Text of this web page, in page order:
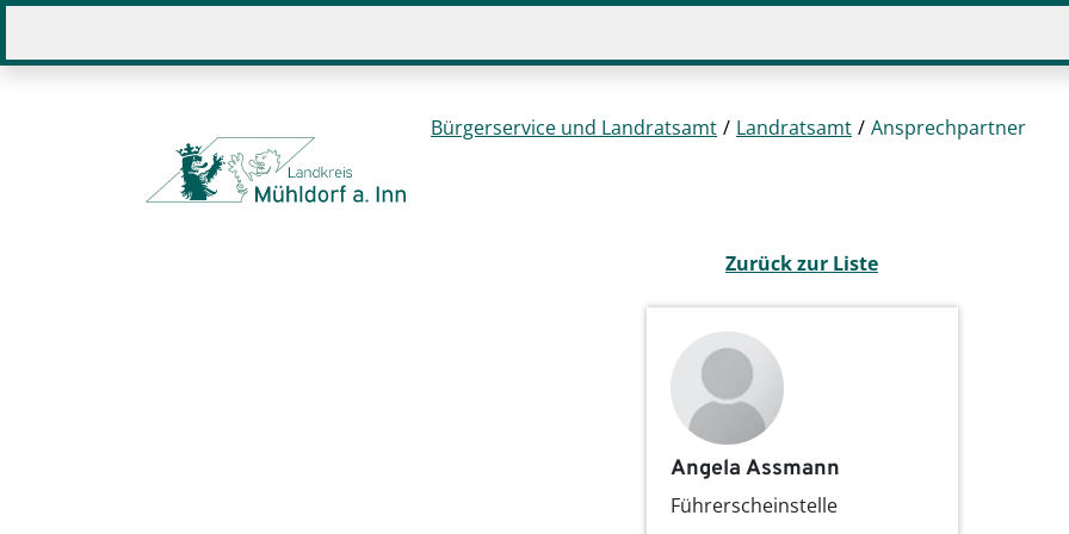
Bürgerservice und Landratsamt Landratsamt Ansprechpartner
Zurück zur Liste
Angela Assmann
Führerscheinstelle